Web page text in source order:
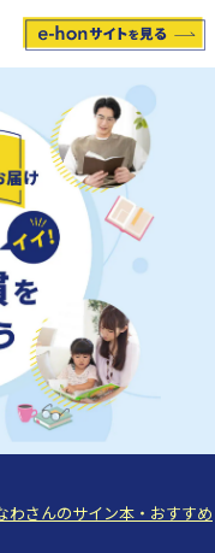
わさんのサイン本・おすすめ